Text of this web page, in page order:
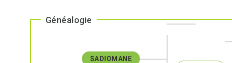
Généalogie
SADIOMANE